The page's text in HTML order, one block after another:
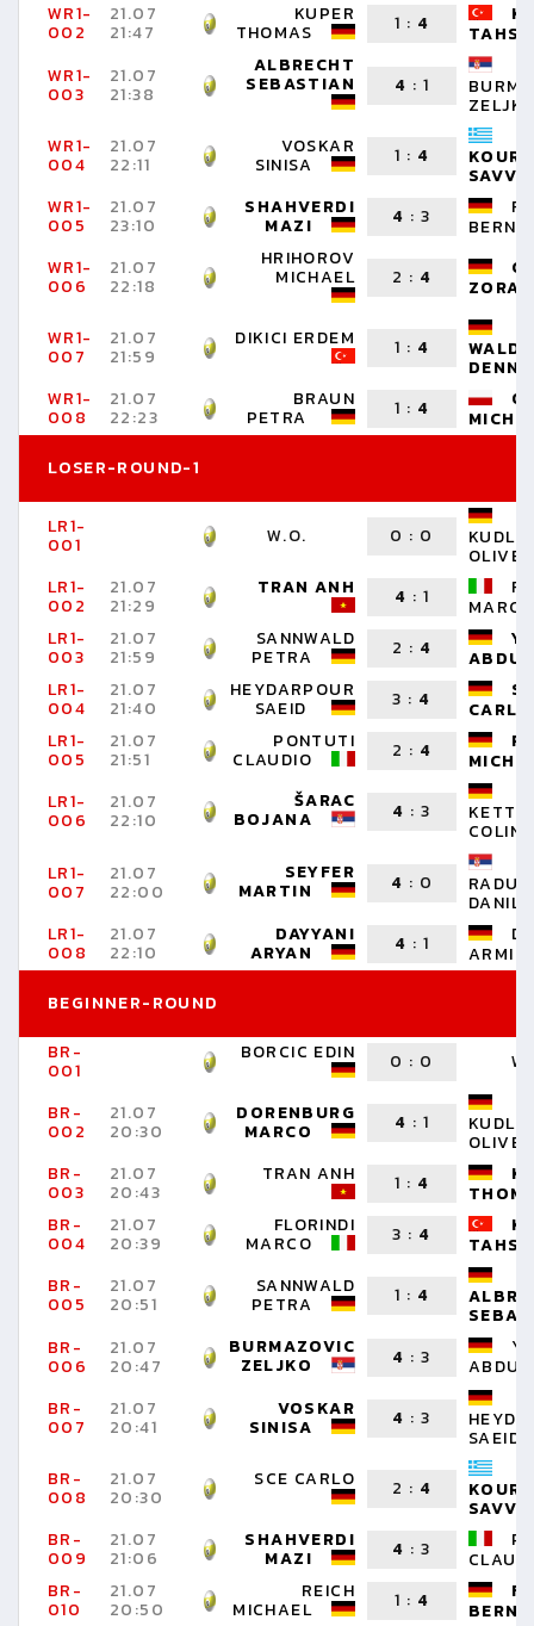
WR1-
002
21.07
21:47
KUPER
THOMAS 1 : 4
WR1-
003
21.07
21:38
ALBRECHT
SEBASTIAN 4 : 1
WR1-
004
21.07
22:11
VOSKAR
SINISA 1 : 4
WR1-
005
21.07
23:10
SHAHVERDI
MAZI 4 :3
BERND
WR1-
006
21.07
22:18
HRIHOROV
MICHAEL 2 : 4
ZORAN
WR1-
007
21.07
21:59
DIKICI ERDEM 1 : 4
WR1-
008
21.07
22:23
BRAUN
PETRA 1 : 4
LOSER-ROUND-1
LR1-
001 W.O. 0 : 0
OLIVER
LR1-
002
21.07
21:29
TRAN ANH 4 : 1
MARCO
LR1-
003
21.07
21:59
SANNWALD
PETRA 2 : 4
LR1-
004
21.07
21:40
HEYDARPOUR
SAEID 3 : 4
CARLO
LR1-
005
21.07
21:51
PONTUTI
CLAUDIO 2 : 4
LR1-
006
21.07
22:10
ŠARAC
BOJANA 4 :3
COLIN
LR1-
007
21.07
22:00
SEYFER
MARTIN 4 : 0
DANILO
LR1-
008
21.07
22:10
DAYYANI
ARYAN 4 : 1
BEGINNER-ROUND
BR-
001
BORCIC EDIN 0 : 0
BR-
002
21.07
20:30
DORENBURG
MARCO 4 : 1
OLIVER
BR-
003
21.07
20:43
TRAN ANH 1 : 4
BR-
004
21.07
20:39
FLORINDI
MARCO 3 : 4
BR-
005
21.07
20:51
SANNWALD
PETRA 1 : 4
BR-
006
21.07
20:47
BURMAZOVIC
ZELJKO 4 :3
BR-
007
21.07
20:41
VOSKAR
SINISA 4 :3
SAEID
BR-
008
21.07
20:30
SCE CARLO 2 : 4
BR-
009
21.07
21:06
SHAHVERDI
MAZI 4 :3
BR-
010
21.07
20:50
REICH
MICHAEL 1 : 4
BERND